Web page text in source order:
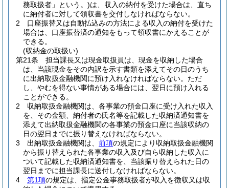
務取扱者」という。)は、収入の納付を受けた場合は、直ち
に納付者に対して領収書を交付しなければならない。
2
口座振替又は自動払込みの方法による収入の納付を受けた
場合は、口座振替済の通知をもって領収書にかえることが
できる。
(収納金の取扱い)
第21条
担当課長又は現金取扱員は、現金を収納した場合
は、当該現金をその内訳を示す書類を添えてその日のうち
に出納取扱金融機関に預け入れなければならない。 ただ
し、やむを得ない事情がある場合には、翌日に預け入れる
ことができる。
2
収納取扱金融機関は、各事業の預金口座に受け入れた収入
を、その金額、納付者の氏名等を記載した収納済通知書を
添えて出納取扱金融機関の各事業の預金口座に当該収納の
日の翌日までに振り替えなければならない。
3
出納取扱金融機関は、 前項の規定により収納取扱金融機関
から振り替えられた各事業の収入及び自ら収納した収入に
ついて記載した収納済通知書を、当該振り替えられた日の
翌日までに担当課長に送付しなければならない。
4
第1項の規定は、指定公金事務取扱者が収入を徴収又は収